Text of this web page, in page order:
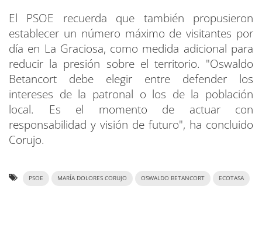
El PSOE recuerda que también propusieron
establecer un número máximo de visitantes por
día en La Graciosa, como medida adicional para
reducir la presión sobre el territorio. "Oswaldo
Betancort debe elegir entre defender los
intereses de la patronal o los de la población
local. Es el momento de actuar con
responsabilidad y visión de futuro", ha concluido
Corujo.
PSOE MARÍA DOLORES CORUJO OSWALDO BETANCORT ECOTASA